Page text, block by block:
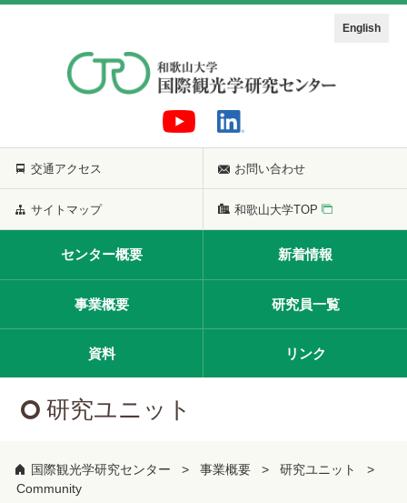
English
交通アクセス お問い合わせ
サイトマップ 和歌山大学TOP
センター概要 新着情報
事業概要 研究員一覧
資料 リンク
研究ユニット
国際観光学研究センター 事業概要
研究ユニット
Community